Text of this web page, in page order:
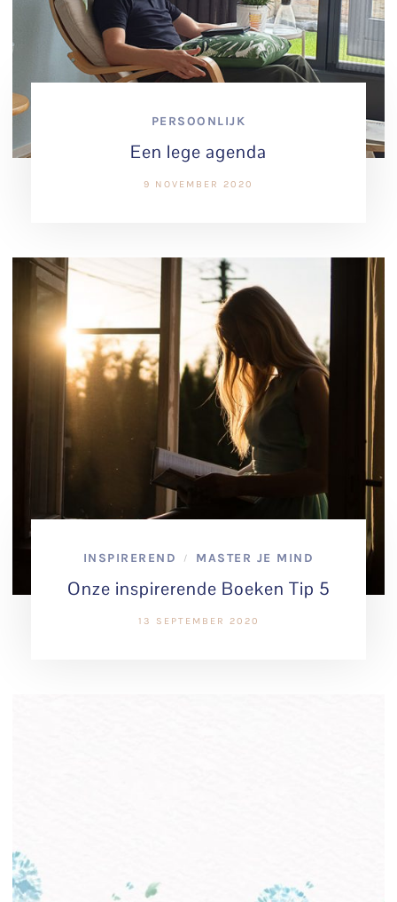
PERSOONLIJK
Een lege agenda
9 NOVEMBER 2020
INSPIREREND / MASTER JE MIND
Onze inspirerende Boeken Tip 5
13 SEPTEMBER 2020